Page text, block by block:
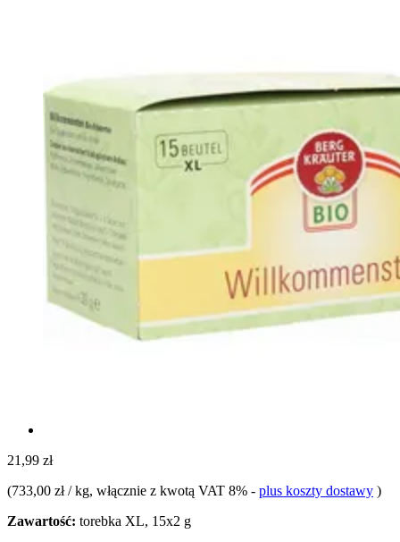
21,99 zł
(733,00 zł / kg, włącznie z kwotą VAT 8% - plus koszty dostawy )
Zawartość: torebka XL, 15x2 g